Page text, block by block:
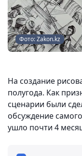
Фото: Zakon.kz
На создание
полугода. Как
сценарии были
обсуждение
ушло почти 4